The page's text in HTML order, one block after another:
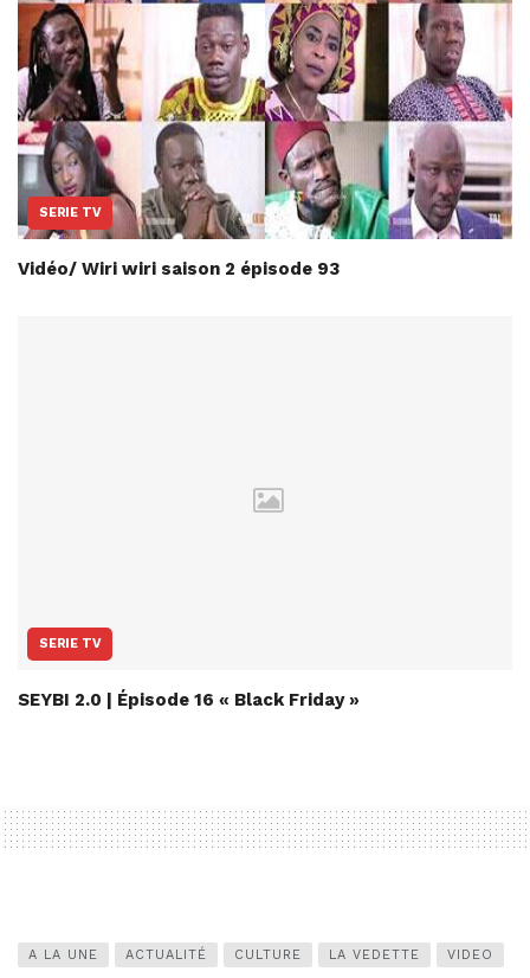
SERIE TV
Vidéo/ Wiri wiri saison 2 épisode 93
SERIE TV
SEYBI 2.0 | Épisode 16 « Black Friday »
A LA UNE ACTUALITÉ CULTURE LA VEDETTE VIDEO